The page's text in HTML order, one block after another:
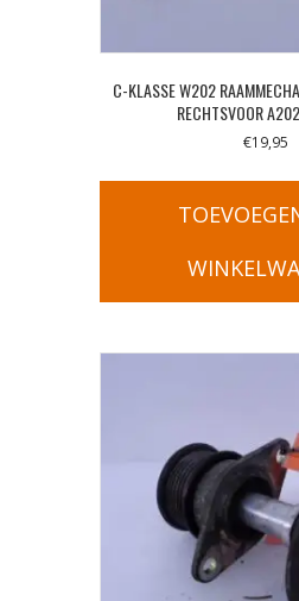
C-KLASSE W202
RECHTSVOOR
€19,95